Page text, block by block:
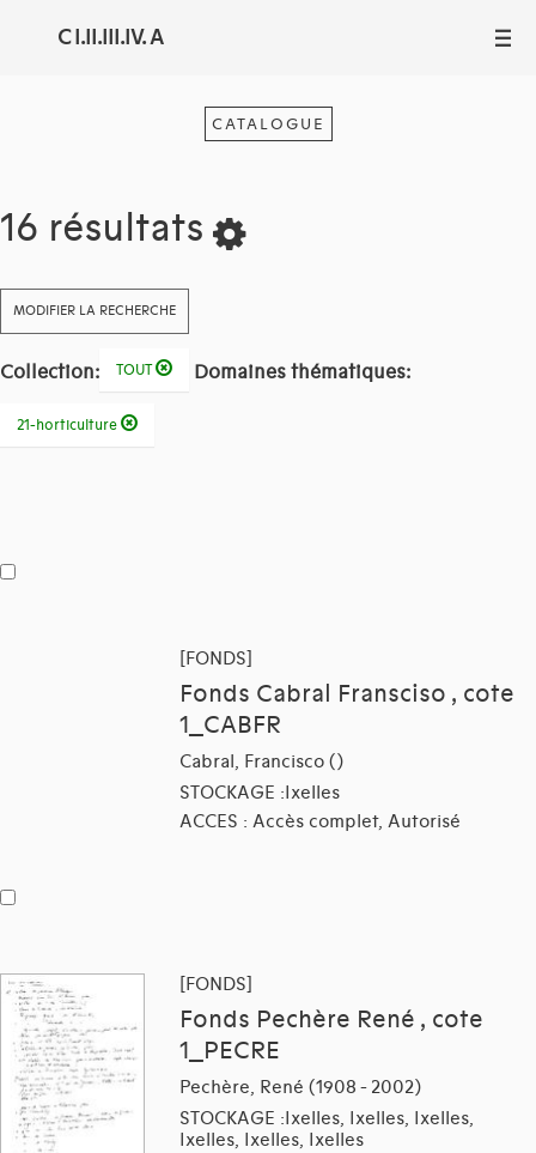
C I.II.III.IV. A III
CATALOGUE
16 résultats
MODIFIER LA RECHERCHE
Collection: TOUT Domaines thématiques:
21-horticulture
[FONDS]
Fonds Cabral Fransciso , cote
1_CABFR
Cabral, Francisco ()
STOCKAGE :Ixelles
ACCES : Accès complet, Autorisé
[FONDS]
Fonds Pechère René , cote
1_PECRE
Pechère, René (1908 - 2002)
STOCKAGE :Ixelles, Ixelles, Ixelles,
Ixelles, Ixelles, Ixelles